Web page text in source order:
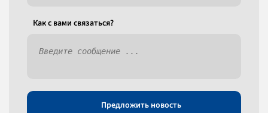
Как c вами связаться?
Предложить новость